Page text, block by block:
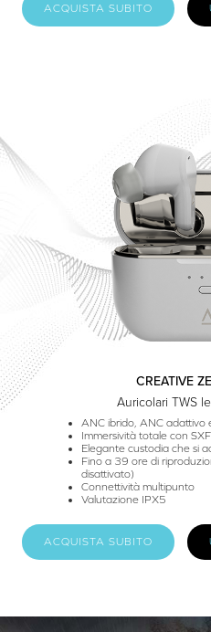
ACQUISTA SUBITO
CREATIVE
Auricolari TWS
ANC ibrido, ANC adattivo
Immersività totale con
Elegante custodia che si
Fino a 39 ore di
disattivato)
Connettività multipunto
Valutazione IPX5
ACQUISTA SUBITO